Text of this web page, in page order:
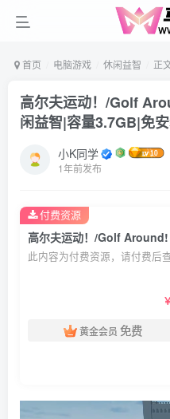
首页 电脑游戏 休闲益智 正
高尔夫运动！/Golf
闲益智|容量3.7GB|免
小K同学
1年前发布
此内容为付费资源，请付费后
黄金会员 免费
付费资源